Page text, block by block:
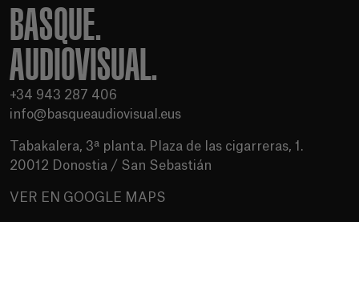
BASQUE.
AUDIOVISUAL.
+34 943 287 406
info@basqueaudiovisual.eus
Tabakalera, 3ª planta. Plaza de las cigarreras, 1.
20012 Donostia / San Sebastián
VER EN GOOGLE MAPS